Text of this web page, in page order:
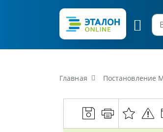
Главная Постановление